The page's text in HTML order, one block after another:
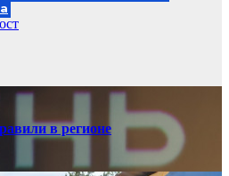
в регионе